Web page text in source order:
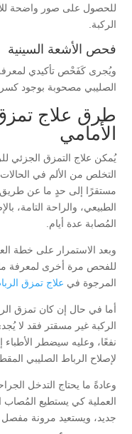
للحصول على صور واضحة
الركبة.
فحص الأشعة السينية
ويُجرى كَفَحْص تأكيدي لمعرفة
الصليبي مصحوبة بوجود
طرق علاج
الأمامي
يُمكن علاج التمزق الجزئي
التخلص من الألم في
مستقرًا إلى حدٍ ما عن طريق
الطبيعي، والراحة التامة،
المُصابة عدة أيام.
وبعد الاستمرار على خطة
للفحص مرة أخرى لمعرفة
المرجوة في علاج تمزق
أما في حال إن كان تمزق
الركبة غير مسقتر فقد لا
نفعًا، وعليه سيضطر الأطباء
لإصلاح الرباط الصليبي
وعادةً ما يحتاج التدخل
العملية كي يستطيع
جديد، ويستعيد مرونة